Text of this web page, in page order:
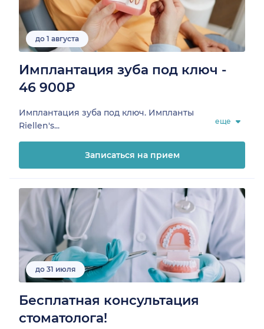
до 1 августа
Имплантация зуба под ключ -
46 900₽
Имплантация зуба под ключ. Импланты
Riellen's...
еще
Записаться на прием
до 31 июля
Бесплатная консультация
стоматолога!